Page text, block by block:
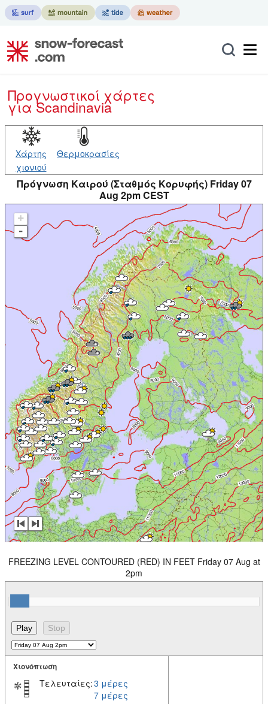
Προγνωστικοί χάρτες
για Scandinavia
Χάρτης
χιονιού
Θερμοκρασίες
Πρόγνωση Καιρού (Σταθμός Κορυφής) Friday 07
Aug 2pm CEST
+
-
FREEZING LEVEL CONTOURED (RED) IN FEET Friday 07 Aug at
2pm
Χιονόπτωση
Τελευταίες:3 μέρες
7 μέρες